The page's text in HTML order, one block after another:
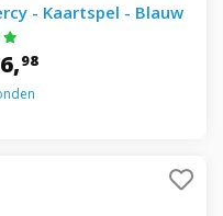
- Kaartspel - Blauw
98